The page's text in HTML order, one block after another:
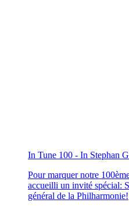
In Tune 100 - In Stephan
Pour marquer notre
accueilli un invité spécial:
général de la Philharmonie!